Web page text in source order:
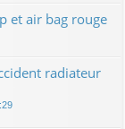
et air bag rouge
radiateur